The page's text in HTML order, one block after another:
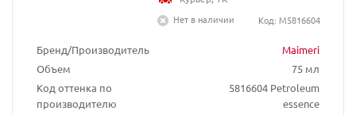
Бренд/Производитель
Maimeri
Объем
75 мл
Код оттенка по
производителю
5816604 Petroleum
essence
Нет в наличии
Код: M5816604